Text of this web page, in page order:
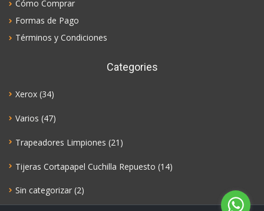
Cómo Comprar
Formas de Pago
Términos y Condiciones
Categories
Xerox (34)
Varios (47)
Trapeadores Limpiones (21)
Tijeras Cortapapel Cuchilla Repuesto (14)
Sin categorizar (2)